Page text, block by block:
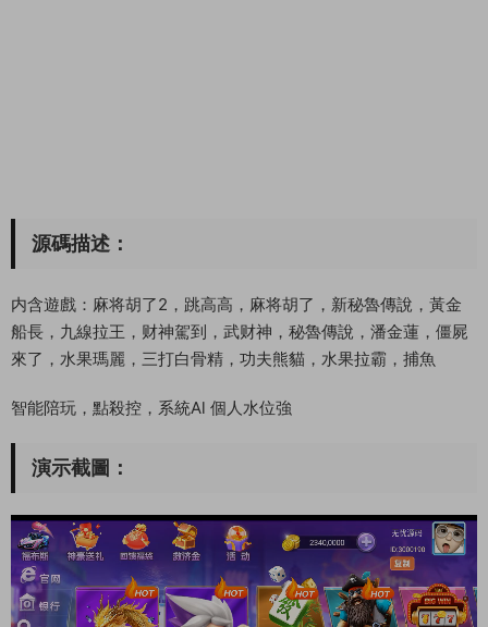
源碼描述：
内含遊戲：麻将胡了2，跳高高，麻将胡了，新秘魯傳說，黃金
船長，九線拉王，财神駕到，武财神，秘魯傳說，潘金蓮，僵屍
來了，水果瑪麗，三打白骨精，功夫熊貓，水果拉霸，捕魚
智能陪玩，點殺控，系統Al 個人水位強
演示截圖：